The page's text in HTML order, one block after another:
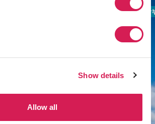
Show details
Allow all